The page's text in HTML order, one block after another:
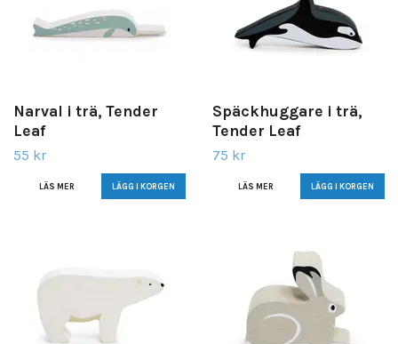
Narval i trä, Tender
Leaf
55 kr
LÄS MER
Späckhuggare i trä,
Tender Leaf
75 kr
LÄS MER